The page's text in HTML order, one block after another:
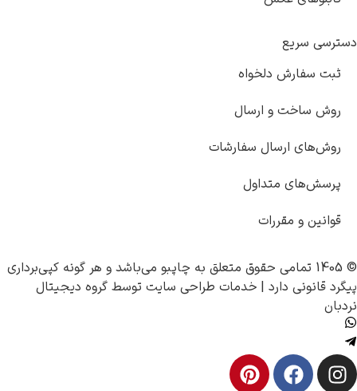
دسترسی سریع
ثبت سفارش دلخواه
روش ساخت و ارسال
روش‌های ارسال سفارشات
پرسش‌های متداول
قوانین و مقررات
© 1405 تمامی حقوق متعلق به چاپبو می‌باشد و هر گونه کپی‌برداری
پیگرد قانونی دارد | خدمات طراحی سایت توسط گروه دیجیتال
نردبان